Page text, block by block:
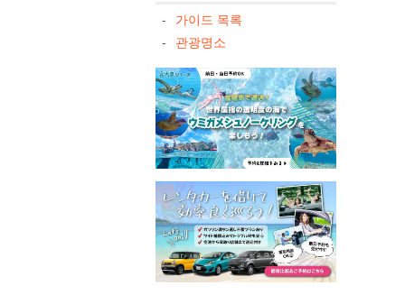
가이드 목록
관광명소